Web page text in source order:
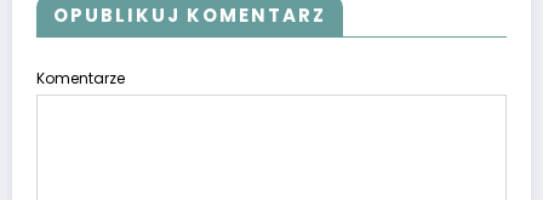
OPUBLIKUJ KOMENTARZ
Komentarze